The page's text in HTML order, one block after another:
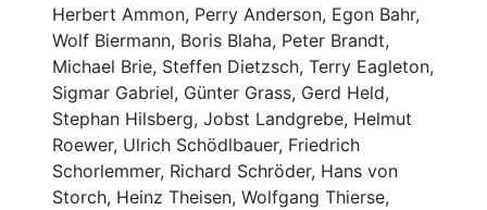
Herbert Ammon, Perry Anderson, Egon Bahr,
Wolf Biermann, Boris Blaha, Peter Brandt,
Michael Brie, Steffen Dietzsch, Terry Eagleton,
Sigmar Gabriel, Günter Grass, Gerd Held,
Stephan Hilsberg, Jobst Landgrebe, Helmut
Roewer, Ulrich Schödlbauer, Friedrich
Schorlemmer, Richard Schröder, Hans von
Storch, Heinz Theisen, Wolfgang Thierse,